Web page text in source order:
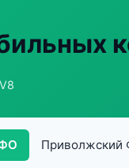
Приволжский